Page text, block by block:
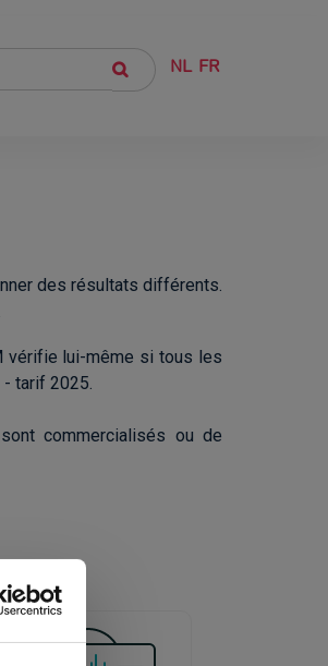
FR
NL
des résultats différents.
vérifie lui-même si tous les
tarif 2025.
commercialisés ou de